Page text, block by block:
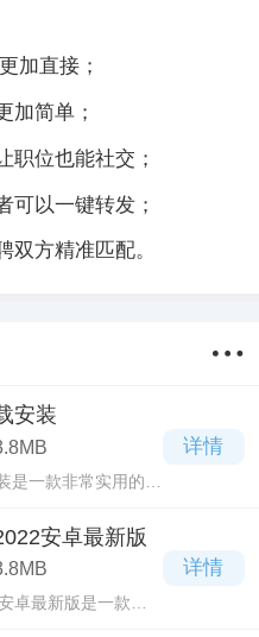
直接；
简单；
位也能社交；
以一键转发；
方精准匹配。
安装
是一款非常实用的招
载安装软件里面寻
详情
安卓最新版
卓最新版是一款集
详情